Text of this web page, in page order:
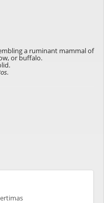
a ruminant mammal of
or buffalo.